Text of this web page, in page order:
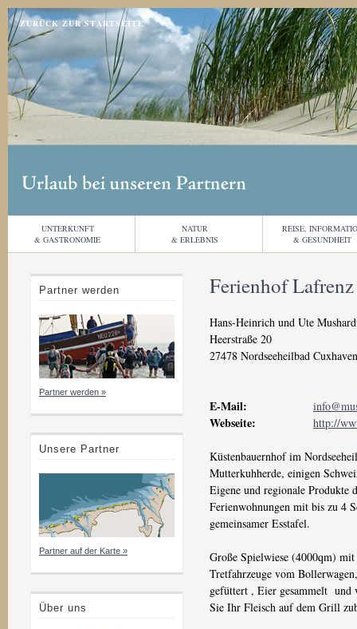
Jump to navigation
ZURÜCK ZUR STARTSEITE
Ferienhof Lafrenz
Hans-Heinrich und Ute
Heerstraße 20
27478 Nordseeheilbad Cuxhaven
E-Mail:
Webseite: http://
Küstenbauernhof im
Mutterkuhherde, einigen
Eigene und regionale
Ferienwohnungen mit bis zu 4
gemeinsamer Esstafel.
Große Spielwiese (4000qm)
Tretfahrzeuge vom
gefüttert , Eier gesammelt und
Sie Ihr Fleisch auf dem Grill
UNTERKUNFT
& GASTRONOMIE
NATUR
& ERLEBNIS
REISE,
& GESUNDHEIT
Partner werden
Partner werden »
Unsere Partner
Partner auf der Karte »
Über uns